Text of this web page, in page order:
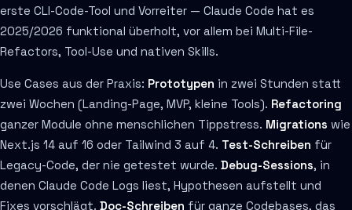
erste CLI-Code-Tool und Vorreiter — Claude Code hat es
2025/2026 funktional überholt, vor allem bei Multi-File-
Refactors, Tool-Use und nativen Skills.
Use Cases aus der Praxis: Prototypen in zwei Stunden statt
zwei Wochen (Landing-Page, MVP, kleine Tools). Refactoring
ganzer Module ohne menschlichen Tippstress. Migrations wie
Next.js 14 auf 16 oder Tailwind 3 auf 4. Test-Schreiben für
Legacy-Code, der nie getestet wurde. Debug-Sessions, in
denen Claude Code Logs liest, Hypothesen aufstellt und
Fixes vorschlägt. Doc-Schreiben für ganze Codebases, das